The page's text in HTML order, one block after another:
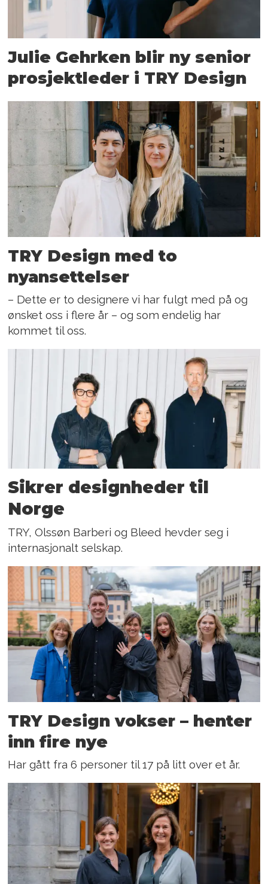
Julie Gehrken blir ny senior
prosjektleder i TRY Design
TRY Design med to
nyansettelser
– Dette er to designere vi har fulgt med på og
ønsket oss i flere år – og som endelig har
kommet til oss.
Sikrer designheder til
Norge
TRY, Olssøn Barberi og Bleed hevder seg i
internasjonalt selskap.
TRY Design vokser – henter
inn fire nye
Har gått fra 6 personer til 17 på litt over et år.